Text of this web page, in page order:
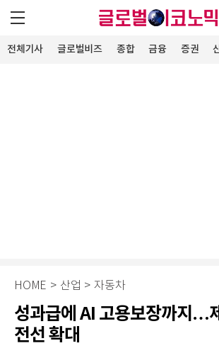
전체기사 글로벌비즈 종합 금융 증권
HOME > 산업 > 자동차
성과급에 AI 고용보장까지…
전선 확대